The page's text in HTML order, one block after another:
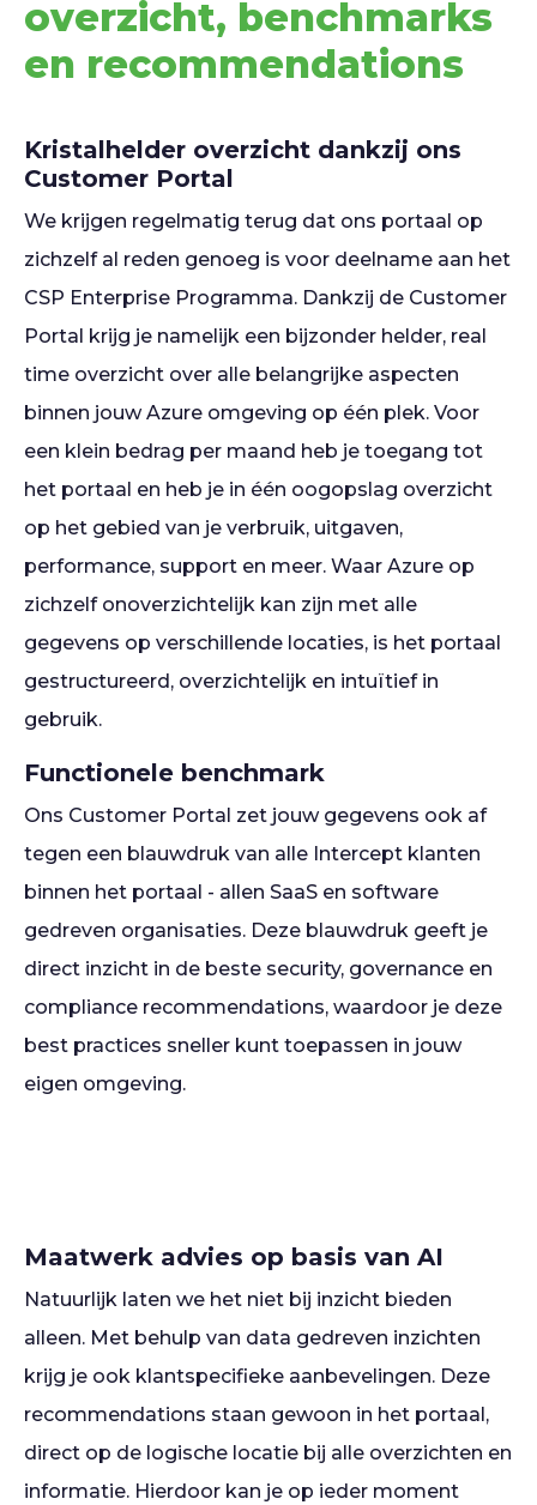
overzicht, benchmarks
en recommendations
Kristalhelder overzicht dankzij ons
Customer Portal
We krijgen regelmatig terug dat ons portaal op
zichzelf al reden genoeg is voor deelname aan het
CSP Enterprise Programma. Dankzij de Customer
Portal krijg je namelijk een bijzonder helder, real
time overzicht over alle belangrijke aspecten
binnen jouw Azure omgeving op één plek. Voor
een klein bedrag per maand heb je toegang tot
het portaal en heb je in één oogopslag overzicht
op het gebied van je verbruik, uitgaven,
performance, support en meer. Waar Azure op
zichzelf onoverzichtelijk kan zijn met alle
gegevens op verschillende locaties, is het portaal
gestructureerd, overzichtelijk en intuïtief in
gebruik.
Functionele benchmark
Ons Customer Portal zet jouw gegevens ook af
tegen een blauwdruk van alle Intercept klanten
binnen het portaal - allen SaaS en software
gedreven organisaties. Deze blauwdruk geeft je
direct inzicht in de beste security, governance en
compliance recommendations, waardoor je deze
best practices sneller kunt toepassen in jouw
eigen omgeving.
Maatwerk advies op basis van AI
Natuurlijk laten we het niet bij inzicht bieden
alleen. Met behulp van data gedreven inzichten
krijg je ook klantspecifieke aanbevelingen. Deze
recommendations staan gewoon in het portaal,
direct op de logische locatie bij alle overzichten en
informatie. Hierdoor kan je op ieder moment